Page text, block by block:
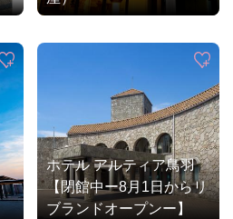
ホテル アルティア鳥羽
【閉館中ー8月1日からリ
ブランドオープンー】